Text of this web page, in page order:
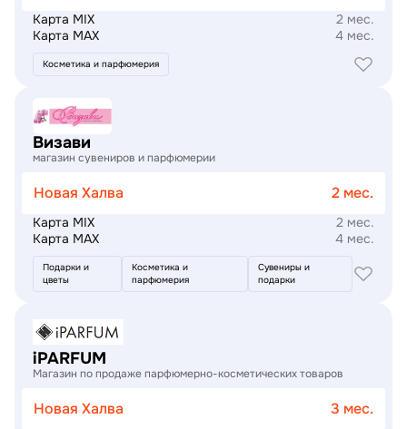
Карта MIX
2 мес.
Карта MAX
4 мес.
Косметика и парфюмерия
Визави
магазин сувениров и парфюмерии
Карта MIX
2 мес.
Карта MAX
4 мес.
Новая Халва 2 мес.
Подарки и
цветы
Косметика и
парфюмерия
Сувениры и
подарки
iPARFUM
Магазин по продаже парфюмерно-косметических товаров
Новая Халва 3 мес.